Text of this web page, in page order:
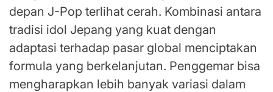
depan J-Pop terlihat cerah. Kombinasi antara
tradisi idol Jepang yang kuat dengan
adaptasi terhadap pasar global menciptakan
formula yang berkelanjutan. Penggemar bisa
mengharapkan lebih banyak variasi dalam